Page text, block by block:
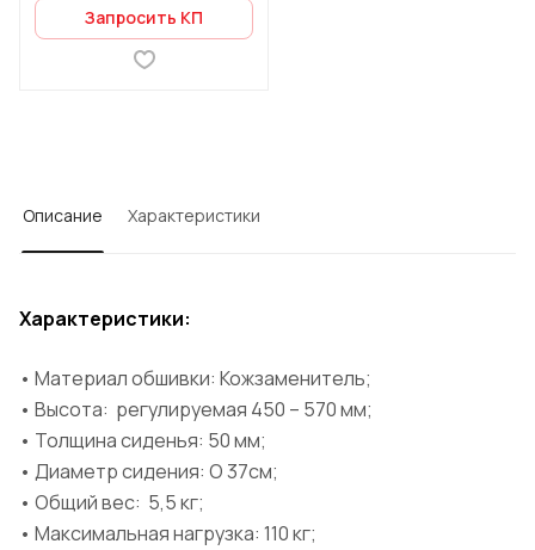
Запросить КП
Описание Характеристики
Характеристики:
• Материал обшивки: Кожзаменитель;
• Высота: регулируемая 450 – 570 мм;
• Толщина сиденья: 50 мм;
• Диаметр сидения: O 37cм;
• Общий вес: 5,5 кг;
• Максимальная нагрузка: 110 кг;